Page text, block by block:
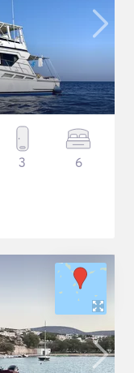
3 6